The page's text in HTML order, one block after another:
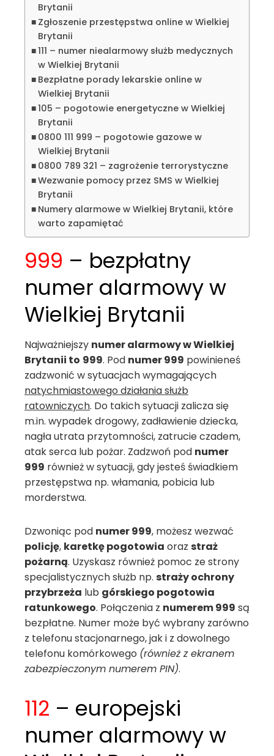
Brytanii
Zgłoszenie przestępstwa online w Wielkiej
Brytanii
111 – numer niealarmowy służb medycznych
w Wielkiej Brytanii
Bezpłatne porady lekarskie online w
Wielkiej Brytanii
105 – pogotowie energetyczne w Wielkiej
Brytanii
0800 111 999 – pogotowie gazowe w
Wielkiej Brytanii
0800 789 321 – zagrożenie terrorystyczne
Wezwanie pomocy przez SMS w Wielkiej
Brytanii
Numery alarmowe w Wielkiej Brytanii, które
warto zapamiętać
999 – bezpłatny
numer alarmowy w
Wielkiej Brytanii
Najważniejszy numer alarmowy w Wielkiej
Brytanii to 999. Pod numer 999 powinieneś
zadzwonić w sytuacjach wymagających
natychmiastowego działania służb
ratowniczych. Do takich sytuacji zalicza się
m.in. wypadek drogowy, zadławienie dziecka,
nagła utrata przytomności, zatrucie czadem,
atak serca lub pożar. Zadzwoń pod numer
999 również w sytuacji, gdy jesteś świadkiem
przestępstwa np. włamania, pobicia lub
morderstwa.
Dzwoniąc pod numer 999, możesz wezwać
policję, karetkę pogotowia oraz straż
pożarną. Uzyskasz również pomoc ze strony
specjalistycznych służb np. straży ochrony
przybrzeża lub górskiego pogotowia
ratunkowego. Połączenia z numerem 999 są
bezpłatne. Numer może być wybrany zarówno
z telefonu stacjonarnego, jak i z dowolnego
telefonu komórkowego (również z ekranem
zabezpieczonym numerem PIN).
112 – europejski
numer alarmowy w